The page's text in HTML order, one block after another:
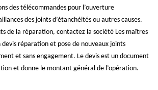
des télécommandes pour l’ouverture
des joints d’étanchéités ou autres causes.
de la réparation, contactez la société Les maîtres
réparation et pose de nouveaux joints
et sans engagement. Le devis est un document
et donne le montant général de l’opération.